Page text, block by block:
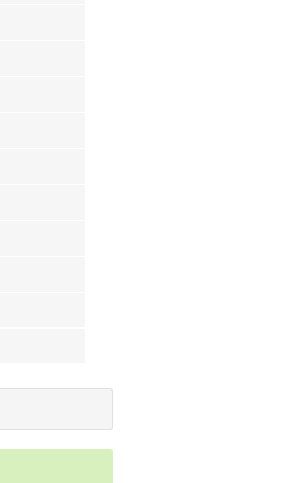
vegetale, extracte
Cosmetici